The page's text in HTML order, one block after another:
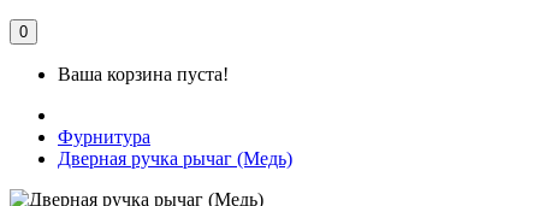
0
Ваша корзина пуста!
Фурнитура
Дверная ручка рычаг (Медь)